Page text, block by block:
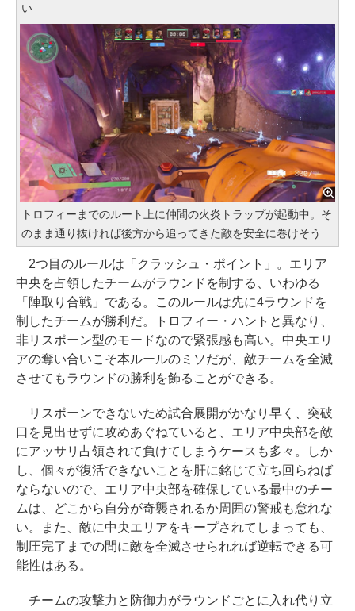
い
トロフィーまでのルート上に仲間の火炎トラップが起動中。そ
のまま通り抜ければ後方から追ってきた敵を安全に巻けそう
2つ目のルールは「クラッシュ・ポイント」。エリア
中央を占領したチームがラウンドを制する、いわゆる
「陣取り合戦」である。このルールは先に4ラウンドを
制したチームが勝利だ。トロフィー・ハントと異なり、
非リスポーン型のモードなので緊張感も高い。中央エリ
アの奪い合いこそ本ルールのミソだが、敵チームを全滅
させてもラウンドの勝利を飾ることができる。
リスポーンできないため試合展開がかなり早く、突破
口を見出せずに攻めあぐねていると、エリア中央部を敵
にアッサリ占領されて負けてしまうケースも多々。しか
し、個々が復活できないことを肝に銘じて立ち回らねば
ならないので、エリア中央部を確保している最中のチー
ムは、どこから自分が奇襲されるか周囲の警戒も怠れな
い。また、敵に中央エリアをキープされてしまっても、
制圧完了までの間に敵を全滅させられれば逆転できる可
能性はある。
チームの攻撃力と防御力がラウンドごとに入れ代り立